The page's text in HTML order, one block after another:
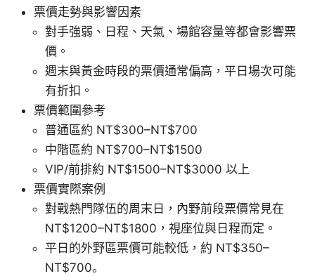
票價走勢與影響因素
對手強弱、日程、天氣、場館容量等都會影響票
價。
週末與黃金時段的票價通常偏高，平日場次可能
有折扣。
票價範圍參考
普通區約 NT$300–NT$700
中階區約 NT$700–NT$1500
VIP/前排約 NT$1500–NT$3000 以上
票價實際案例
對戰熱門隊伍的周末日，內野前段票價常見在
NT$1200–NT$1800，視座位與日程而定。
平日的外野區票價可能較低，約 NT$350–
NT$700。